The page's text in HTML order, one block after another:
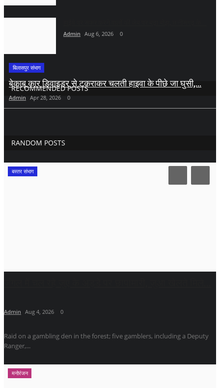
Admin Aug 6, 2026 0
RECOMMENDED POSTS
बिलासपुर संभाग
बेकाबू कार डिवाइडर से टकराकर चलती हाइवा के पीछे जा घुसी,...
Admin Apr 28, 2026 0
RANDOM POSTS
बस्तर संभाग
Admin Aug 4, 2026 0
Raid on a gambling den in the forest; five gamblers, including a Deputy
Ranger,...
मनोरंजन